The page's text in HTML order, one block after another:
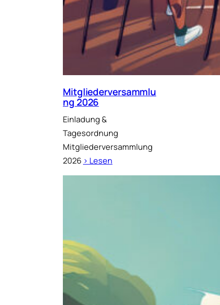
Mitgliederversammlu
ng 2026
Einladung &
Tagesordnung
Mitgliederversammlung
2026 › Lesen